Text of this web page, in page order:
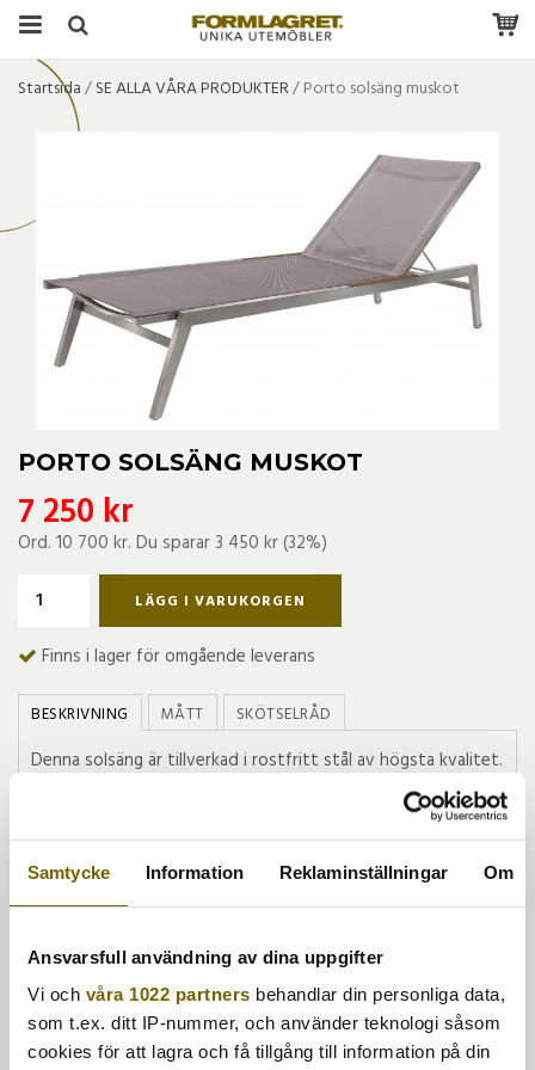
Samtycke Information Reklaminställningar Om
Ansvarsfull användning av dina uppgifter
Vi och våra 1022 partners behandlar din personliga data,
som t.ex. ditt IP-nummer, och använder teknologi såsom
cookies för att lagra och få tillgång till information på din
Startsida/SE ALLA VÅRA PRODUKTER/Porto solsäng muskot
PORTO SOLSÄNG MUSKOT
7 250 kr
Ord. 10 700 kr. Du sparar 3 450 kr(32%)
LÄGG I VARUKORGEN
Finns i lager för omgående leverans
BESKRIVNING MÅTT SKÖTSELRÅD
Denna solsäng är tillverkad i rostfritt stål av högsta kvalitet.
Liggdelen är en plastväv som tillverkas av franska företaget
Ferrari vars väv har det registrerade varumärket Batyline.
Denna väv är mycket hållbar eftersom den är armerad och
får då en låg töjbarhet. Har en hög resistens mot UV och
mögel och klarar upptill -35C. Batyline förblir sval även när
solen ligger på samtidigt som den torkar direkt efter regn
stål samt så finns det hjul på solsängen. Ryggen kan justeras
i olika lägen.
Solsängsdyna säljes separat, Korsvik- eller Sandö
solsängsdyna passar till.